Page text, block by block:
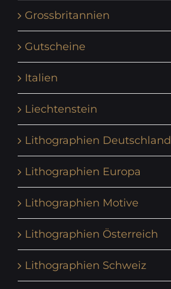
Grossbritannien
Gutscheine
Italien
Liechtenstein
Lithographien Deutschland
Lithographien Europa
Lithographien Motive
Lithographien Österreich
Lithographien Schweiz